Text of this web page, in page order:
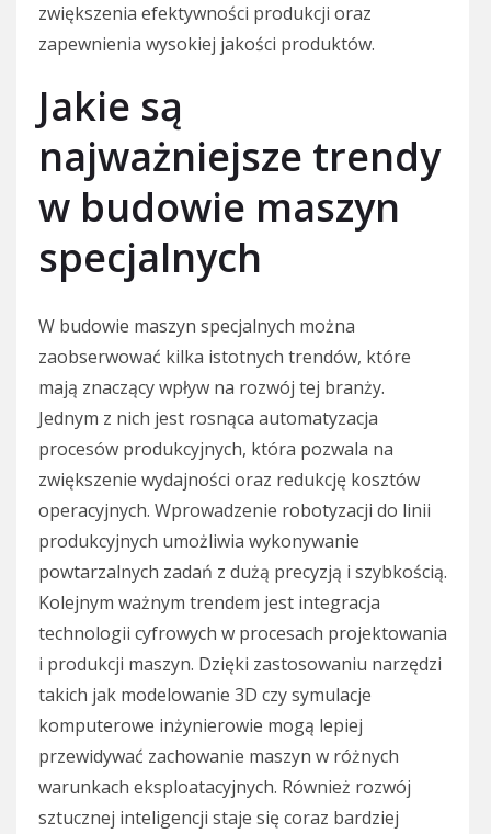
zwiększenia efektywności produkcji oraz
zapewnienia wysokiej jakości produktów.
Jakie są
najważniejsze trendy
w budowie maszyn
specjalnych
W budowie maszyn specjalnych można
zaobserwować kilka istotnych trendów, które
mają znaczący wpływ na rozwój tej branży.
Jednym z nich jest rosnąca automatyzacja
procesów produkcyjnych, która pozwala na
zwiększenie wydajności oraz redukcję kosztów
operacyjnych. Wprowadzenie robotyzacji do linii
produkcyjnych umożliwia wykonywanie
powtarzalnych zadań z dużą precyzją i szybkością.
Kolejnym ważnym trendem jest integracja
technologii cyfrowych w procesach projektowania
i produkcji maszyn. Dzięki zastosowaniu narzędzi
takich jak modelowanie 3D czy symulacje
komputerowe inżynierowie mogą lepiej
przewidywać zachowanie maszyn w różnych
warunkach eksploatacyjnych. Również rozwój
sztucznej inteligencji staje się coraz bardziej